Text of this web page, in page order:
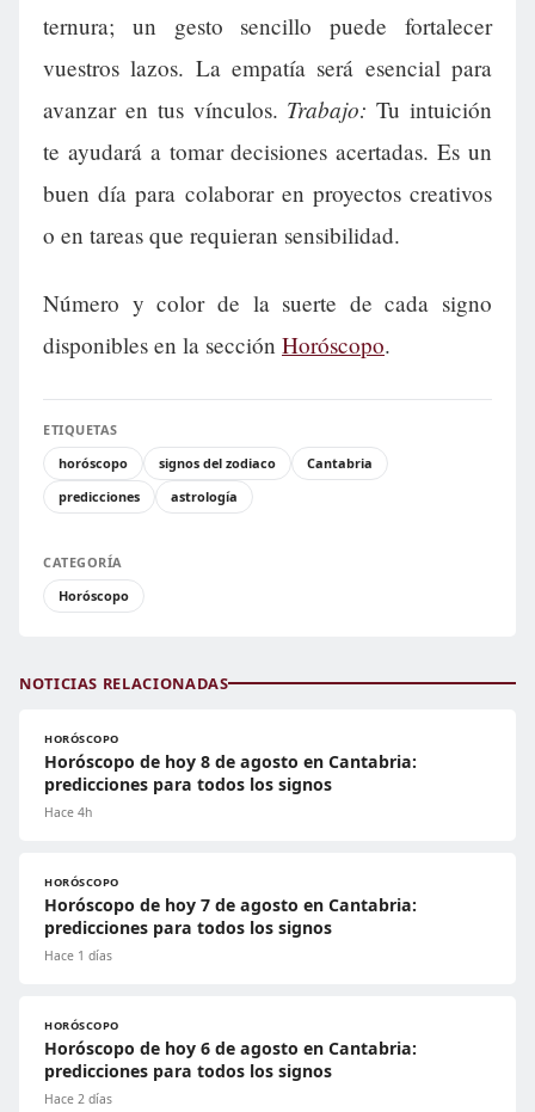
ternura; un gesto sencillo puede fortalecer
vuestros lazos. La empatía será esencial para
avanzar en tus vínculos. Trabajo: Tu intuición
te ayudará a tomar decisiones acertadas. Es un
buen día para colaborar en proyectos creativos
o en tareas que requieran sensibilidad.
Número y color de la suerte de cada signo
disponibles en la sección Horóscopo.
ETIQUETAS
horóscopo
signos del zodiaco
Cantabria
predicciones
astrología
CATEGORÍA
Horóscopo
NOTICIAS RELACIONADAS
HORÓSCOPO
Horóscopo de hoy 8 de agosto en Cantabria:
predicciones para todos los signos
Hace 4h
HORÓSCOPO
Horóscopo de hoy 7 de agosto en Cantabria:
predicciones para todos los signos
Hace 1 días
HORÓSCOPO
Horóscopo de hoy 6 de agosto en Cantabria:
predicciones para todos los signos
Hace 2 días